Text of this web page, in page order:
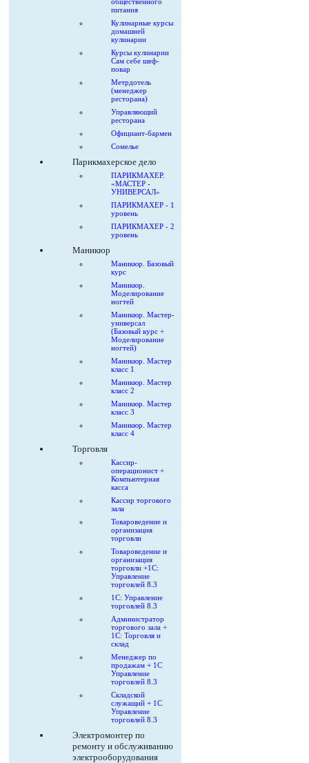
питания
Кулинарные курсы
домашней
кулинарии
Курсы кулинарии
Сам себе шеф-
повар
Метрдотель
(менеджер
ресторана)
Управляющий
ресторана
Официант-бармен
Сомелье
Парикмахерское дело
ПАРИКМАХЕР.
«МАСТЕР -
УНИВЕРСАЛ»
ПАРИКМАХЕР - 1
уровень
ПАРИКМАХЕР - 2
уровень
Маникюр
Маникюр. Базовый
курс
Маникюр.
Моделирование
ногтей
Маникюр. Мастер-
универсал
(Базовый курс +
Моделирование
ногтей)
Маникюр. Мастер
класс 1
Маникюр. Мастер
класс 2
Маникюр. Мастер
класс 3
Маникюр. Мастер
класс 4
Торговля
Кассир-
операционист +
Компьютерная
касса
Кассир торгового
зала
Товароведение и
организация
торговли
Товароведение и
организация
торговли +1С:
Управление
торговлей 8.3
1С: Управление
торговлей 8.3
Администратор
торгового зала +
1С: Торговля и
склад
Менеджер по
продажам + 1С
Управление
торговлей 8.3
Складской
служащий + 1С
Управление
торговлей 8.3
Электромонтер по
ремонту и обслуживанию
электрооборудования